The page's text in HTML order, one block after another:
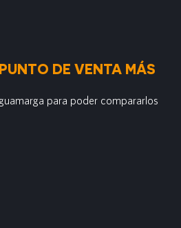
DE VENTA MÁS
para poder compararlos